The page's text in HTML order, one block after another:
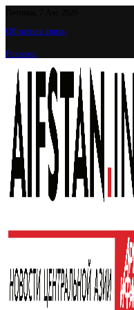
Обратная связь
Реклама